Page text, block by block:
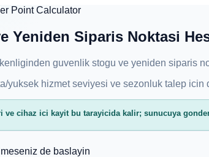
Point Calculator
Yeniden Siparis Noktasi
guvenlik stogu ve yeniden siparis
yuksek hizmet seviyesi ve sezonluk talep
ve cihaz ici kayit bu tarayicida kalir; sunucuya
de baslayin